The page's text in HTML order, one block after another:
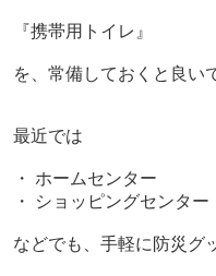
『携帯用トイレ』
を、常備しておくと良い
最近では
・ ホームセンター
・ ショッピングセンター
などでも、手軽に防災グ